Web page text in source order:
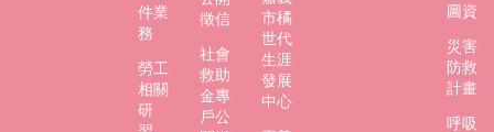
件業
務
勞工
相關
研
徵信
社會
救助
金專
戶公
市橘
世代
生涯
發展
中心
圖資
災害
防救
計畫
呼吸